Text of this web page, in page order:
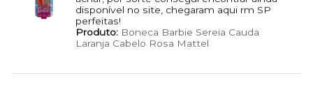
disponível no site, chegaram aqui rm SP
perfeitas!
Produto:Boneca Barbie Sereia Cauda
Laranja Cabelo Rosa Mattel